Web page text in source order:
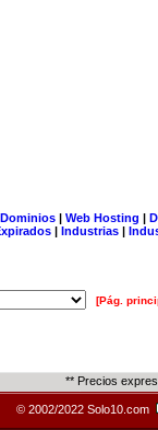
| Web Hosting |
| Industrias |
[Pág.
** Precios
© 2002/2022 Solo10.com